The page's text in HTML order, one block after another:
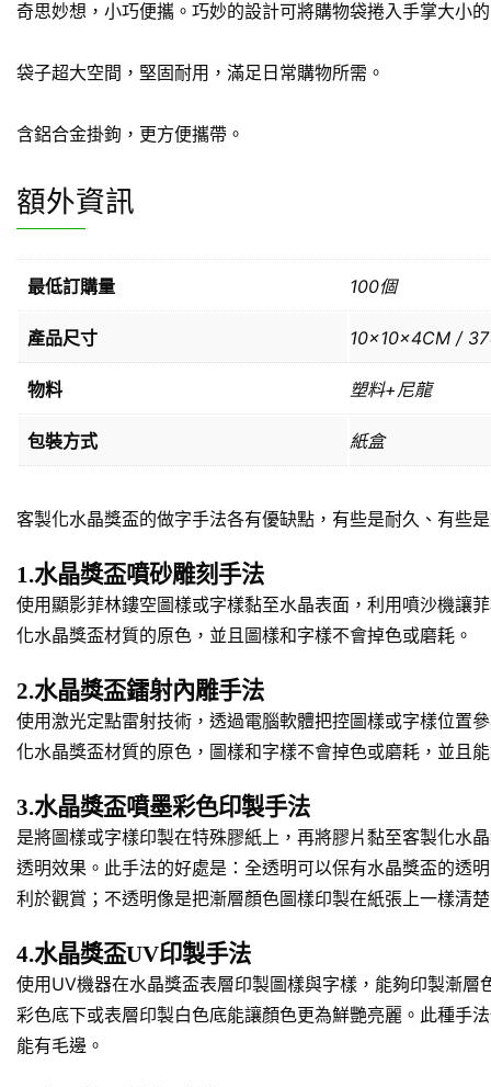
奇思妙想，小巧便攜。巧妙的設計可將購物袋捲入手掌大小
袋子超大空間，堅固耐用，滿足日常購物所需。
含鋁合金掛鉤，更方便攜帶。
額外資訊
最低訂購量 100個
產品尺寸 10x10x4CM /
物料 塑料+尼龍
包裝方式 紙盒
客製化水晶獎盃的做字手法各有優缺點，有些是耐久、有些
1.水晶獎盃噴砂雕刻手法
使用顯影菲林鏤空圖樣或字樣黏至水晶表面，利用噴沙機讓
化水晶獎盃材質的原色，並且圖樣和字樣不會掉色或磨耗。
2.水晶獎盃鐳射內雕手法
使用激光定點雷射技術，透過電腦軟體把控圖樣或字樣位置
化水晶獎盃材質的原色，圖樣和字樣不會掉色或磨耗，並且
3.水晶獎盃噴墨彩色印製手法
是將圖樣或字樣印製在特殊膠紙上，再將膠片黏至客製化水
透明效果。此手法的好處是：全透明可以保有水晶獎盃的透
利於觀賞；不透明像是把漸層顏色圖樣印製在紙張上一樣清
4.水晶獎盃UV印製手法
使用UV機器在水晶獎盃表層印製圖樣與字樣，能夠印製漸
彩色底下或表層印製白色底能讓顏色更為鮮艷亮麗。此種手
能有毛邊。